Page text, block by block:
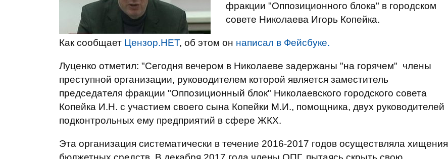
фракции "Оппозиционного блока" в городском
совете Николаева Игорь Копейка.
Как сообщает Цензор.НЕТ, об этом он написал в Фейсбуке.
Луценко отметил: "Сегодня вечером в Николаеве задержаны "на горячем" члены
преступной организации, руководителем которой является заместитель
председателя фракции "Оппозиционный блок" Николаевского городского совета
Копейка И.Н. с участием своего сына Копейки М.И., помощника, двух руководителей
подконтрольных ему предприятий в сфере ЖКХ.
Эта организация систематически в течение 2016-2017 годов осуществляла хищения